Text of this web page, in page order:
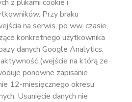
z plikami cookie i
Przy braku
na serwis, po ww. czasie,
konkretnego użytkownika
danych Google Analytics.
(wejście na którą ze
ponowne zapisanie
12-miesięcznego okresu
Usunięcie danych nie